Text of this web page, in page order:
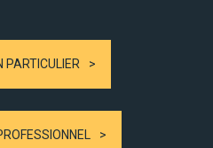
PARTICULIER